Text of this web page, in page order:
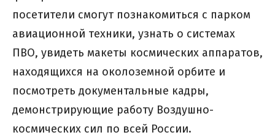
посетители смогут познакомиться с парком
авиационной техники, узнать о системах
ПВО, увидеть макеты космических аппаратов,
находящихся на околоземной орбите и
посмотреть документальные кадры,
демонстрирующие работу Воздушно-
космических сил по всей России.